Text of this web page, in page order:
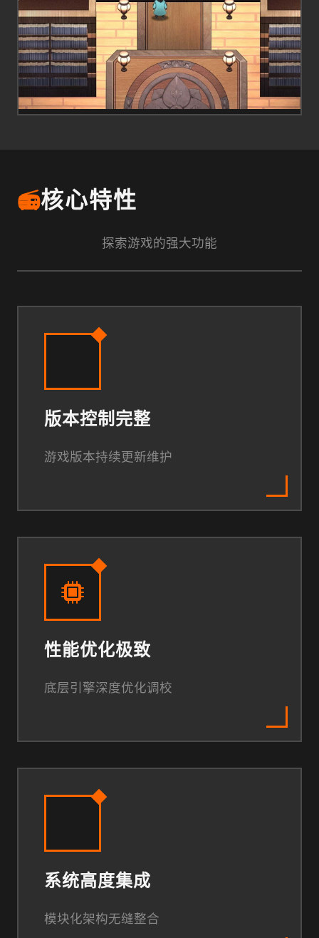
📻核心特性
探索游戏的强大功能
版本控制完整
游戏版本持续更新维护
性能优化极致
底层引擎深度优化调校
系统高度集成
模块化架构无缝整合